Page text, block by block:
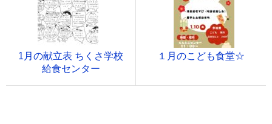
1月の献立表 ちくさ学校
給食センター
１月のこども食堂☆